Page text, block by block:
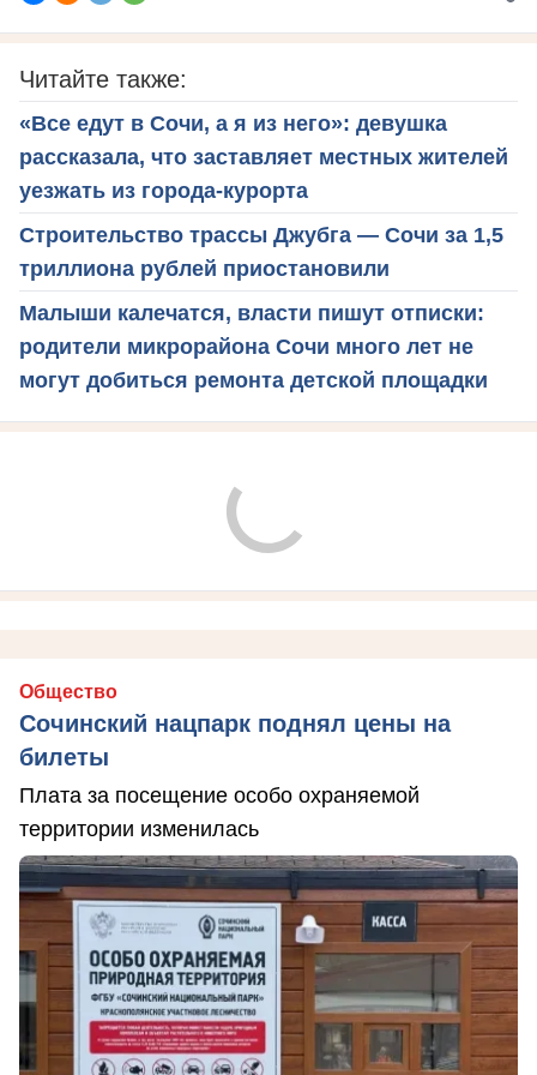
Читайте также:
«Все едут в Сочи, а я из него»: девушка
рассказала, что заставляет местных жителей
уезжать из города-курорта
Строительство трассы Джубга — Сочи за 1,5
триллиона рублей приостановили
Малыши калечатся, власти пишут отписки:
родители микрорайона Сочи много лет не
могут добиться ремонта детской площадки
Общество
Сочинский нацпарк поднял цены на
билеты
Плата за посещение особо охраняемой
территории изменилась